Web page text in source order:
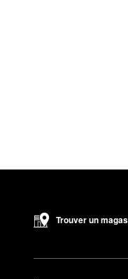
Trouver un